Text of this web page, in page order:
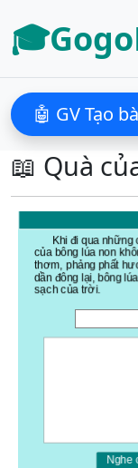
🤖 GV Tạo
📖 Quà